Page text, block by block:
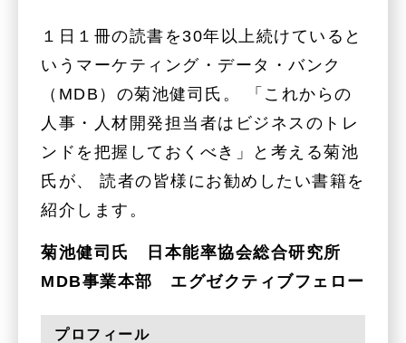
１日１冊の読書を30年以上続けていると
いうマーケティング・データ・バンク
（MDB）の菊池健司氏。 「これからの
人事・人材開発担当者はビジネスのトレ
ンドを把握しておくべき」と考える菊池
氏が、 読者の皆様にお勧めしたい書籍を
紹介します。
菊池健司氏 日本能率協会総合研究所
MDB事業本部 エグゼクティブフェロー
プロフィール